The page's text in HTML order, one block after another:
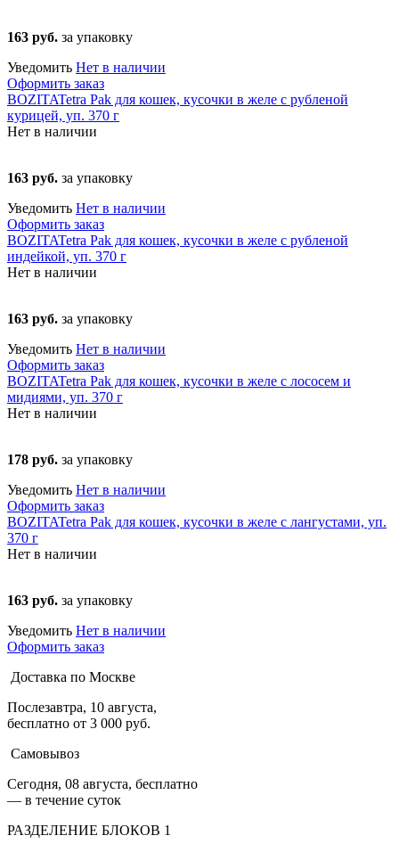
163 руб. за упаковку
Уведомить Нет в наличии
Оформить заказ
BOZITATetra Pak для кошек, кусочки в желе с рубленой
курицей, уп. 370 г
Нет в наличии
163 руб. за упаковку
Уведомить Нет в наличии
Оформить заказ
BOZITATetra Pak для кошек, кусочки в желе с рубленой
индейкой, уп. 370 г
Нет в наличии
163 руб. за упаковку
Уведомить Нет в наличии
Оформить заказ
BOZITATetra Pak для кошек, кусочки в желе с лососем и
мидиями, уп. 370 г
Нет в наличии
178 руб. за упаковку
Уведомить Нет в наличии
Оформить заказ
BOZITATetra Pak для кошек, кусочки в желе с лангустами, уп.
370 г
Нет в наличии
163 руб. за упаковку
Уведомить Нет в наличии
Оформить заказ
Доставка по Москве
Послезавтра, 10 августа,
бесплатно от 3 000 руб.
Самовывоз
Сегодня, 08 августа, бесплатно
— в течение суток
РАЗДЕЛЕНИЕ БЛОКОВ 1